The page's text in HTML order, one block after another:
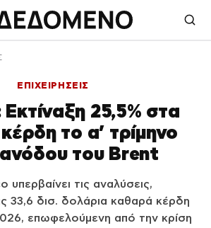
ΕΠΙΧΕΙΡΗΣΕΙΣ
25,5% στα
το α’ τρίμηνο
του Brent
υπερβαίνει τις αναλύσεις,
33,6 δισ. δολάρια καθαρά κέρδη
επωφελούμενη από την κρίση